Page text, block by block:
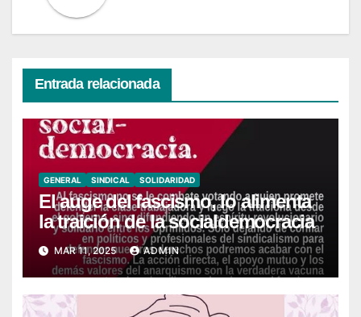
Entrada relacionada
GENERAL SINDICAL SOLIDARIDAD
El auge del fascismo, lo alimenta
la traición de la socialdemocracia
MAR 11, 2025 ADMIN